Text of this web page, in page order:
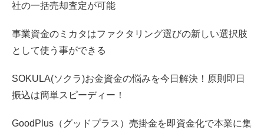
社の一括売却査定が可能
事業資金のミカタはファクタリング選びの新しい選択肢
として使う事ができる
SOKULA(ソクラ)お金資金の悩みを今日解決！原則即日
振込は簡単スピーディー！
GoodPlus（グッドプラス）売掛金を即資金化で本業に集